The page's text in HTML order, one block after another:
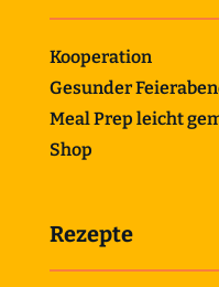
Kooperation
Gesunder
Meal Prep leicht
Shop
Rezepte